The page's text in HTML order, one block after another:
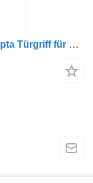
Mâner de intrare în cabină spate dreapta Türgriff für Mercedes-Benz – Cod 9738151736 / A9738151736 / 9738150736 / A9738150736 LKW